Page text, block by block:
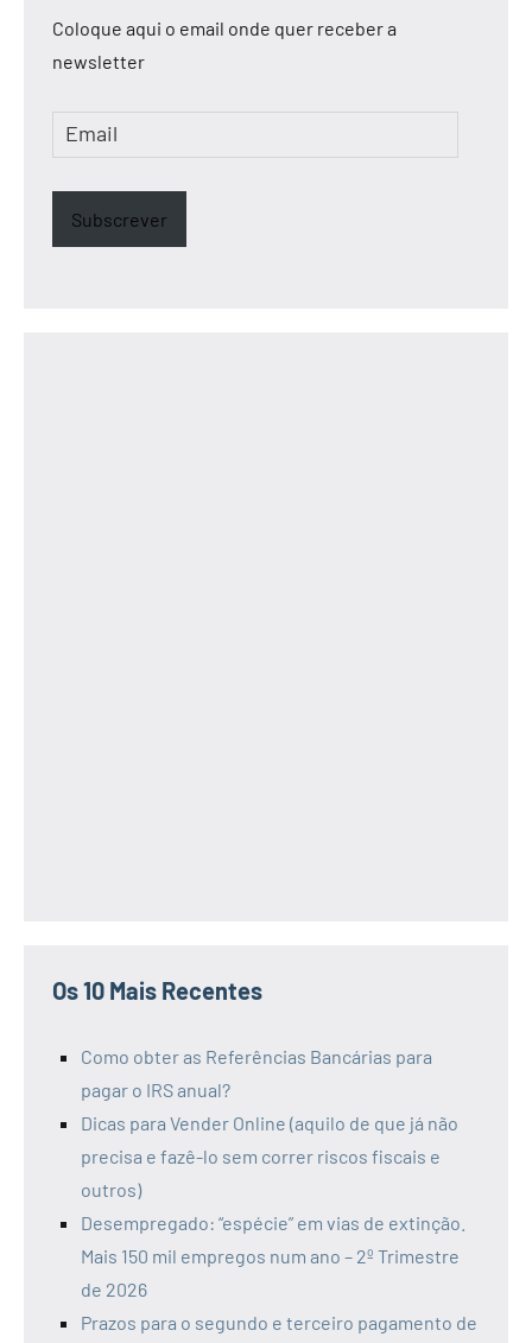
Coloque aqui o email onde quer receber a
newsletter
Email
Subscrever
Os 10 Mais Recentes
Como obter as Referências Bancárias para
pagar o IRS anual?
Dicas para Vender Online (aquilo de que já não
precisa e fazê-lo sem correr riscos fiscais e
outros)
Desempregado: “espécie” em vias de extinção.
Mais 150 mil empregos num ano – 2º Trimestre
de 2026
Prazos para o segundo e terceiro pagamento de